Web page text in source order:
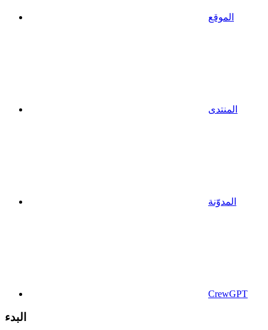
الموقع
المنتدى
المدوّنة
CrewGPT
البدء